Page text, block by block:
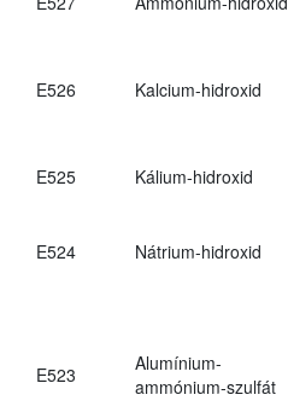
E526 Kalcium-hidroxid
E525 Kálium-hidroxid
E524 Nátrium-hidroxid
E523
Alumínium-
ammónium-szulfát